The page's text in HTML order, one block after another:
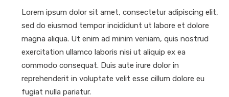
Lorem ipsum dolor sit amet, consectetur adipiscing elit,
sed do eiusmod tempor incididunt ut labore et dolore
magna aliqua. Ut enim ad minim veniam, quis nostrud
exercitation ullamco laboris nisi ut aliquip ex ea
commodo consequat. Duis aute irure dolor in
reprehenderit in voluptate velit esse cillum dolore eu
fugiat nulla pariatur.